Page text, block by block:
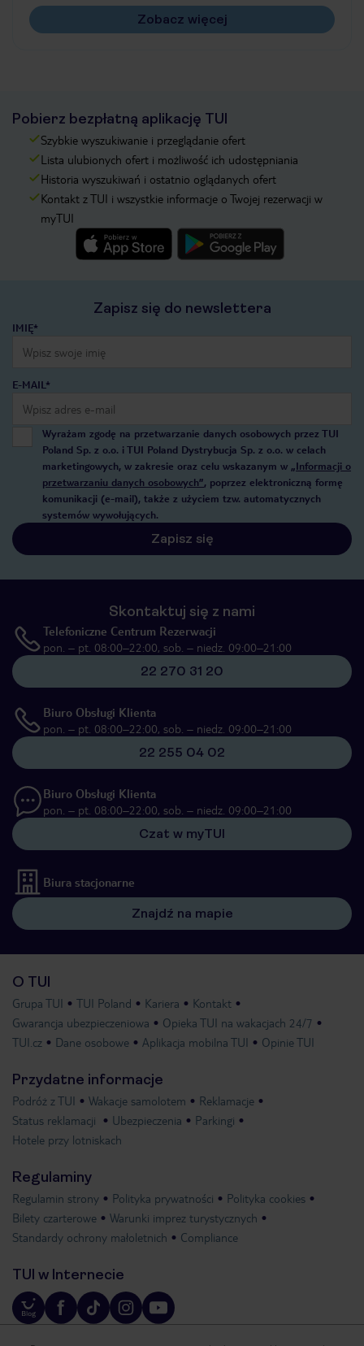
Zobacz więcej
Pobierz bezpłatną aplikację TUI
Szybkie wyszukiwanie i przeglądanie ofert
Lista ulubionych ofert i możliwość ich udostępniania
Historia wyszukiwań i ostatnio oglądanych ofert
Kontakt z TUI i wszystkie informacje o Twojej rezerwacji w
myTUI
Zapisz się do newslettera
IMIĘ*
E-MAIL*
Wyrażam zgodę na przetwarzanie danych osobowych przez TUI
Poland Sp. z o.o. i TUI Poland Dystrybucja Sp. z o.o. w celach
marketingowych, w zakresie oraz celu wskazanym w „Informacji o
przetwarzaniu danych osobowych”, poprzez elektroniczną formę
komunikacji (e-mail), także z użyciem tzw. automatycznych
systemów wywołujących.
Zapisz się
Skontaktuj się z nami
Telefoniczne Centrum Rezerwacji
pon. – pt. 08:00–22:00, sob. – niedz. 09:00–21:00
22 270 31 20
Biuro Obsługi Klienta
pon. – pt. 08:00–22:00, sob. – niedz. 09:00–21:00
22 255 04 02
Biuro Obsługi Klienta
pon. – pt. 08:00–22:00, sob. – niedz. 09:00–21:00
Czat w myTUI
Biura stacjonarne
Znajdź na mapie
O TUI
Grupa TUI TUI Poland Kariera
Kontakt
Gwarancja ubezpieczeniowa
Opieka TUI na wakacjach 24/7
TUI.cz
Dane osobowe Aplikacja mobilna TUI Opinie TUI
Przydatne informacje
Podróż z TUI Wakacje samolotem
Reklamacje
Status reklamacji
Ubezpieczenia
Parkingi
Hotele przy lotniskach
Regulaminy
Regulamin strony Polityka prywatności
Polityka cookies
Bilety czarterowe
Warunki imprez turystycznych
Standardy ochrony małoletnich
Compliance
TUI w Internecie